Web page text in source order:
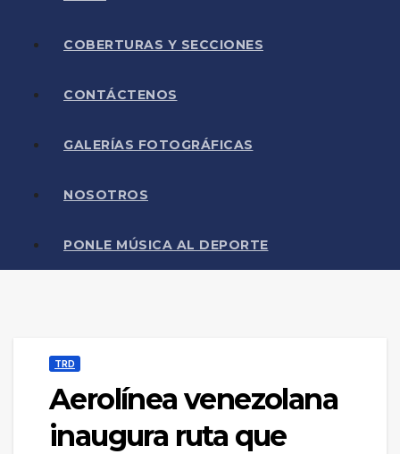
COBERTURAS Y SECCIONES
CONTÁCTENOS
GALERÍAS FOTOGRÁFICAS
NOSOTROS
PONLE MÚSICA AL DEPORTE
TRD
Aerolínea venezolana
inaugura ruta que